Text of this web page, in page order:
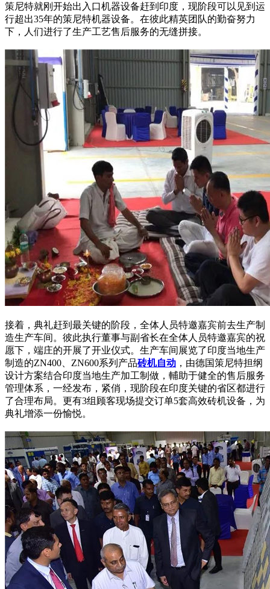
策尼特就刚开始出入口机器设备赶到印度，现阶段可以见到运
行超出35年的策尼特机器设备。在彼此精英团队的勤奋努力
下，人们进行了生产工艺售后服务的无缝拼接。
接着，典礼赶到最关键的阶段，全体人员特邀嘉宾前去生产制
造生产车间。彼此执行董事与副省长在全体人员特邀嘉宾的祝
愿下，端庄的开展了开业仪式。生产车间展览了印度当地生产
制造的ZN400、ZN600系列产品砖机自动 ，由德国策尼特担纲
设计方案结合印度当地生产加工制做，輔助于健全的售后服务
管理体系，一经发布，紧俏，现阶段在印度关键的省区都进行
了合理布局。更有3组顾客现场提交订单5套高效砖机设备，为
典礼增添一份愉悦。